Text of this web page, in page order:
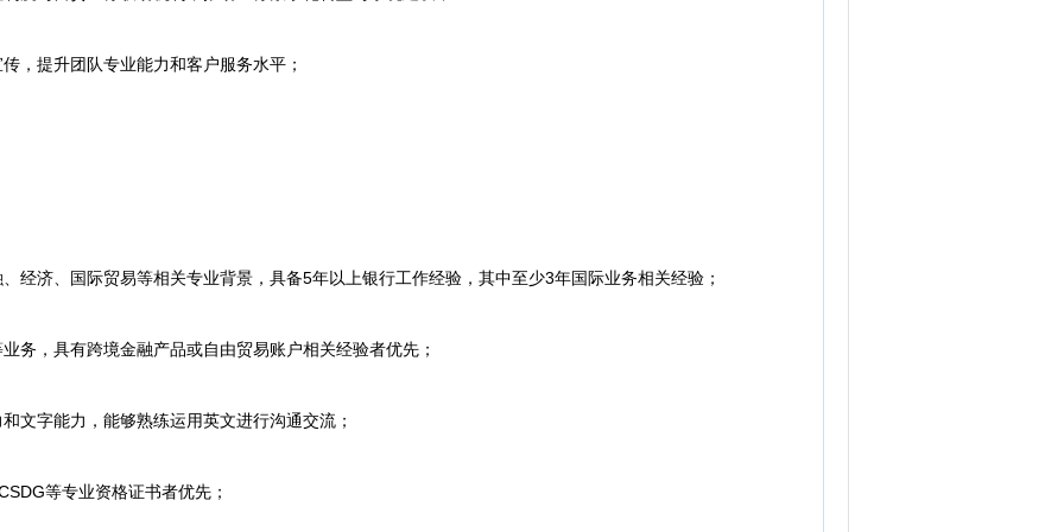
提升团队专业能力和客户服务水平；
济、国际贸易等相关专业背景，具备5年以上银行工作经验，其中至少3年国际业务相关经验；
，具有跨境金融产品或自由贸易账户相关经验者优先；
字能力，能够熟练运用英文进行沟通交流；
等专业资格证书者优先；